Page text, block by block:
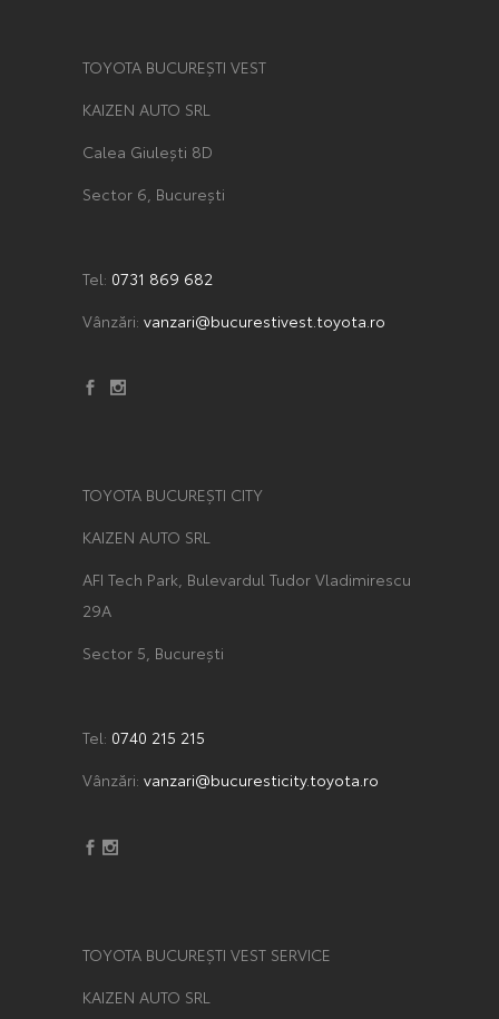
TOYOTA BUCUREȘTI VEST
KAIZEN AUTO SRL
Calea Giulești 8D
Sector 6, București
Tel: 0731 869 682
Vânzări: vanzari@bucurestivest.toyota.ro
TOYOTA BUCUREȘTI CITY
KAIZEN AUTO SRL
AFI Tech Park, Bulevardul Tudor Vladimirescu
29A
Sector 5, București
Tel: 0740 215 215
Vânzări: vanzari@bucuresticity.toyota.ro
TOYOTA BUCUREȘTI VEST SERVICE
KAIZEN AUTO SRL